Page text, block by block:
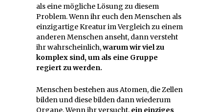
als eine mögliche Lösung zu diesem
Problem. Wenn ihr euch den Menschen als
einzigartige Kreatur im Vergleich zu einem
anderen Menschen anseht, dann versteht
ihr wahrscheinlich,warum wir viel zu
komplex sind, um als eine Gruppe
regiert zu werden.
Menschen bestehen aus Atomen, die Zellen
bilden und diese bilden dann wiederum
Organe. Wenn ihr versucht, ein einziges